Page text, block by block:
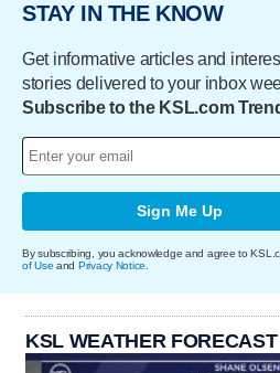
STAY IN THE KNOW
Get informative articles and
stories delivered to your inbox
Subscribe to the KSL.com
Sign Me Up
By subscribing, you acknowledge and agree to
of Use and Privacy Notice
KSL WEATHER FORECAST